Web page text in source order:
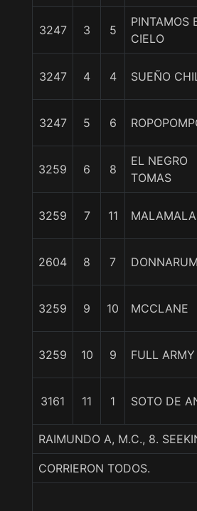
3247 3 5
PINTAMOS
CIELO
3247 4 4 SUEÑO
3247 5 6
3259 6 8
EL NEGRO
TOMAS
3259 7 11 MALAMALA
2604 8 7
3259 9 10 MCCLANE
3259 10 9 FULL ARMY
3161 11 1 SOTO DE
RAIMUNDO A, M.C., 8.
CORRIERON TODOS.